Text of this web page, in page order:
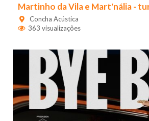
Martinho da Vila e Mart'nália -
Concha Acústica
363 visualizações